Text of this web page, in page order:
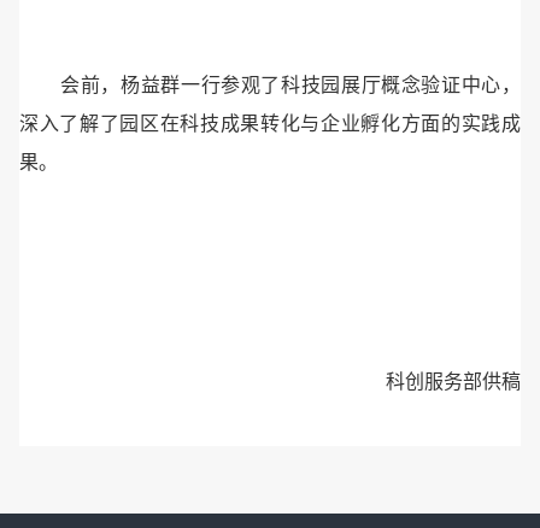
会前，杨益群一行参观了科技园展厅概念验证中心，
深入了解了园区在科技成果转化与企业孵化方面的实践成
果。
科创服务部供稿